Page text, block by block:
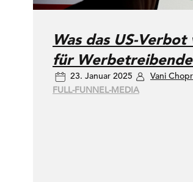
Was das US-Verbot
für
23. Januar 2025
Vani
FULL-FUNNEL-MEDIA